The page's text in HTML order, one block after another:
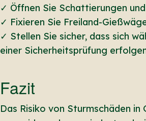
✓ Öffnen Sie Schattierungen
✓ Fixieren Sie Freiland-
✓ Stellen Sie sicher, dass sich
einer Sicherheitsprüfung
Fazit
Das Risiko von Sturmschäden